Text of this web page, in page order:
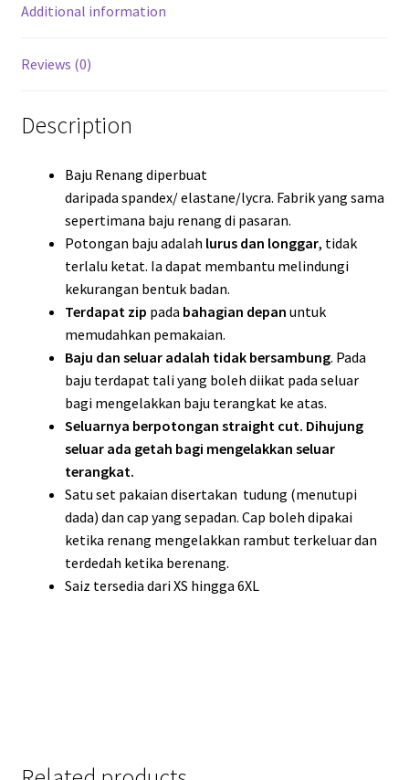
Additional information
Reviews (0)
Description
Baju Renang diperbuat
daripada spandex/ elastane/lycra. Fabrik yang sama
sepertimana baju renang di pasaran.
Potongan baju adalah lurus dan longgar, tidak
terlalu ketat. Ia dapat membantu melindungi
kekurangan bentuk badan.
Terdapat zip pada bahagian depan untuk
memudahkan pemakaian.
Baju dan seluar adalah tidak bersambung. Pada
baju terdapat tali yang boleh diikat pada seluar
bagi mengelakkan baju terangkat ke atas.
Seluarnya berpotongan straight cut. Dihujung
seluar ada getah bagi mengelakkan seluar
terangkat.
Satu set pakaian disertakan tudung (menutupi
dada) dan cap yang sepadan. Cap boleh dipakai
ketika renang mengelakkan rambut terkeluar dan
terdedah ketika berenang.
Saiz tersedia dari XS hingga 6XL